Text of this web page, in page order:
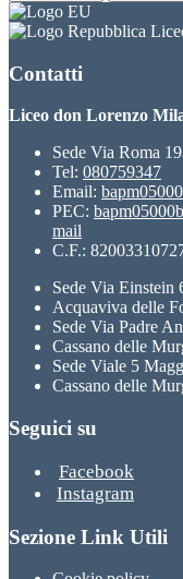
Contatti
Liceo don Lorenzo
Sede Via Roma
Tel: 080759347
Email:
PEC:
mail
C.F.:
Sede Via Einstein
Acquaviva delle
Sede Via Padre
Cassano delle
Sede Viale 5
Cassano delle
Seguici su
Facebook
Instagram
Sezione Link Utili